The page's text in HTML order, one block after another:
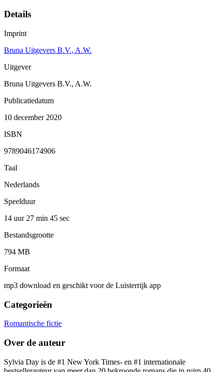
Details
Imprint
Bruna Uitgevers B.V., A.W.
Uitgever
Bruna Uitgevers B.V., A.W.
Publicatiedatum
10 december 2020
ISBN
9789046174906
Taal
Nederlands
Speelduur
14 uur 27 min 45 sec
Bestandsgrootte
794 MB
Formaat
mp3 download en geschikt voor de Luisterrijk app
Categorieën
Romantische fictie
Over de auteur
Sylvia Day is de #1 New York Times- en #1 internationale